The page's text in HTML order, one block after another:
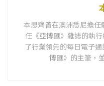
本思齊曾在澳洲悉尼擔
任《亞博匯》雜誌的執
了行業領先的每日電子
博匯》的主筆，